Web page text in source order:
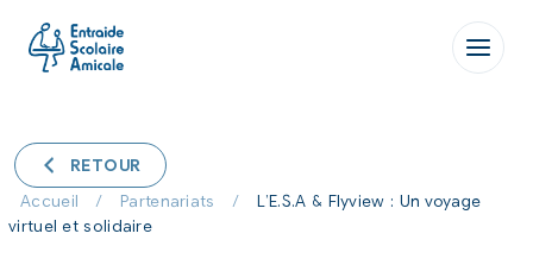
RETOUR
Accueil
/ Partenariats /
L’E.S.A & Flyview : Un voyage
virtuel et solidaire